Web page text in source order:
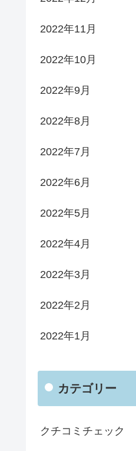
2022年11月
2022年10月
2022年9月
2022年8月
2022年7月
2022年6月
2022年5月
2022年4月
2022年3月
2022年2月
2022年1月
カテゴリー
クチコミチェック